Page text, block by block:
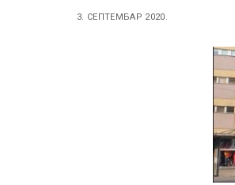
3. СЕПТЕМБАР 2020.